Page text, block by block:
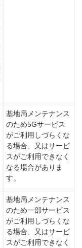
基地局メンテナンス
のため5Gサービス
がご利用しづらくな
る場合、又はサービ
スがご利用できなく
なる場合がありま
す。
基地局メンテナンス
のため一部サービス
がご利用しづらくな
る場合、又はサービ
スがご利用できなく